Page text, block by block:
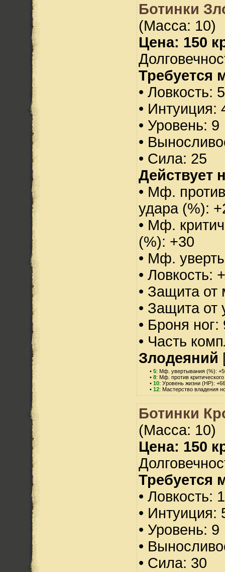
Ботинки
(Масса: 10)
Цена: 150
Требуется
• Ловкость:
• Интуиция:
• Уровень: 9
•
• Сила: 25
Действует
• Мф.
удара (%):
• Мф.
(%): +30
• Мф.
• Ловкость:
• Защита от
• Защита от
• Броня
• Часть
Злодеяний
• 5: Мф. увертывания (%):
• 8: Мф. против
• 10: Уровень жизни (HP): +66
• 12: Мастерство владения
Ботинки
(Масса: 10)
Цена: 150
Требуется
• Ловкость:
• Интуиция:
• Уровень: 9
•
• Сила: 30